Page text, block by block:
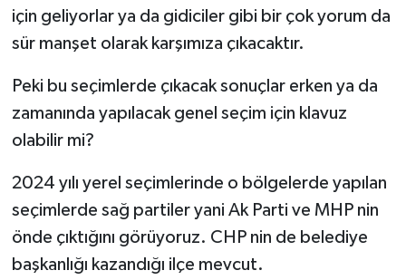
için geliyorlar ya da gidiciler gibi bir çok yorum da
sür manşet olarak karşımıza çıkacaktır.
Peki bu seçimlerde çıkacak sonuçlar erken ya da
zamanında yapılacak genel seçim için klavuz
olabilir mi?
2024 yılı yerel seçimlerinde o bölgelerde yapılan
seçimlerde sağ partiler yani Ak Parti ve MHP nin
önde çıktığını görüyoruz. CHP nin de belediye
başkanlığı kazandığı ilçe mevcut.